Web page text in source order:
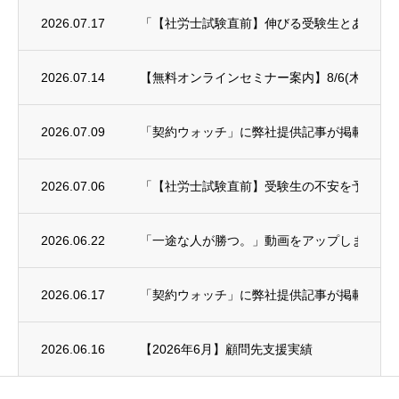
2026.07.17 「【社労士試験直前】伸びる受験生とあと
2026.07.14 【無料オンラインセミナー案内】8/6(木)年
2026.07.09 「契約ウォッチ」に弊社提供記事が掲載され
2026.07.06 「【社労士試験直前】受験生の不安を予備
2026.06.22 「一途な人が勝つ。」動画をアップしました
2026.06.17 「契約ウォッチ」に弊社提供記事が掲載され
2026.06.16 【2026年6月】顧問先支援実績